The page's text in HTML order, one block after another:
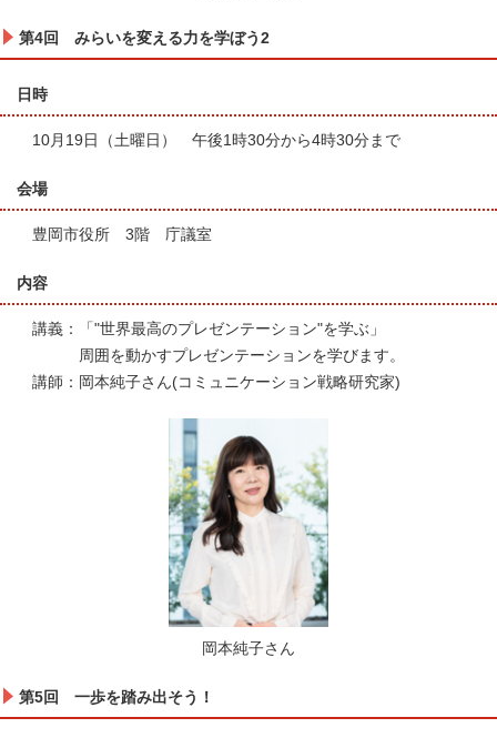
第4回 みらいを変える力を学ぼう2
日時
10月19日（土曜日） 午後1時30分から4時30分まで
会場
豊岡市役所 3階 庁議室
内容
講義：「"世界最高のプレゼンテーション"を学ぶ」
周囲を動かすプレゼンテーションを学びます。
講師：岡本純子さん(コミュニケーション戦略研究家)
岡本純子さん
第5回 一歩を踏み出そう！